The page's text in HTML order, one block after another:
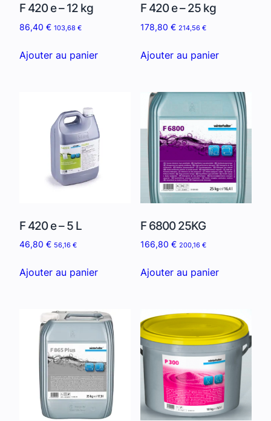
F 420 e – 12 kg
86,40 € 103,68 €
Ajouter au panier
F 420 e – 25 kg
178,80 € 214,56 €
Ajouter au panier
F 420 e – 5 L
46,80 € 56,16 €
Ajouter au panier
F 6800 25KG
166,80 € 200,16 €
Ajouter au panier